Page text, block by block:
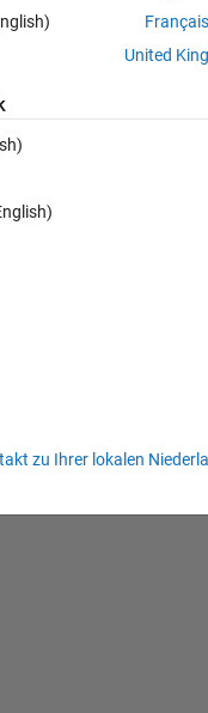
-
d)
München
Utilities and Energy Market
Energy
|
Français
United
zu Ihrer lokalen